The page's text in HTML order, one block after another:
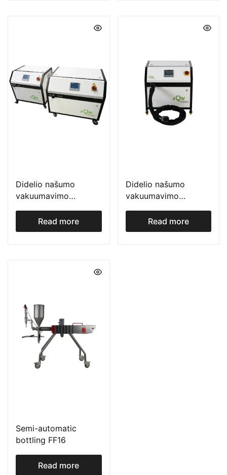
Didelio našumo
vakuumavimo
galimybe specialiems
produktams – vQm XL
Read more
Didelio našumo
vakuumavimo
galimybe – vQm HS
Read more
Semi-automatic
bottling FF16
Read more